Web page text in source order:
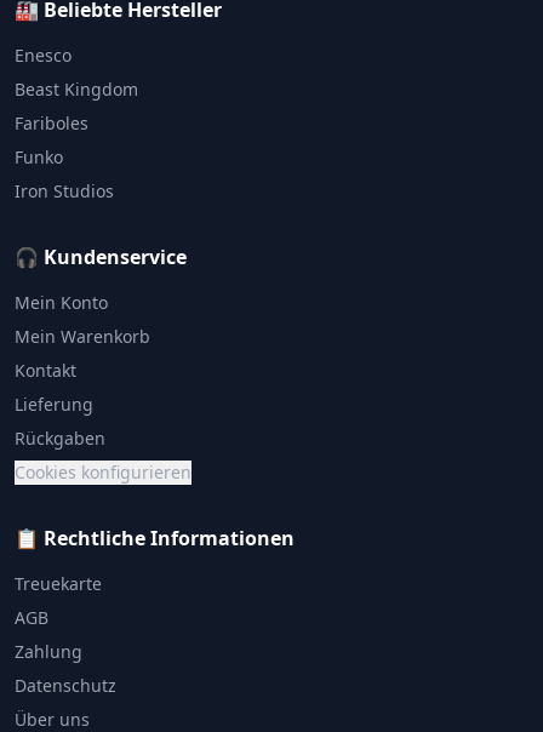
🏭 Beliebte Hersteller
Enesco
Beast Kingdom
Fariboles
Funko
Iron Studios
🎧 Kundenservice
Mein Konto
Mein Warenkorb
Kontakt
Lieferung
Rückgaben
Cookies konfigurieren
📋 Rechtliche Informationen
Treuekarte
AGB
Zahlung
Datenschutz
Über uns